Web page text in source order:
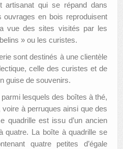
artisanat qui se répand dans
ouvrages en bois reproduisent
vue des sites visités par les
» ou les curistes.
sont destinés à une clientèle
celle des curistes et de
guise de souvenirs.
lesquels des boîtes à thé,
à perruques ainsi que des
quadrille est issu d’un ancien
quatre. La boîte à quadrille se
quatre petites d’égale